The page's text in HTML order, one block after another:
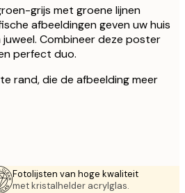
grijs met groene lijnen
afbeeldingen geven uw huis
Combineer deze poster
perfect duo.
rand, die de afbeelding meer
Fotolijsten van hoge kwaliteit
met kristalhelder acrylglas.